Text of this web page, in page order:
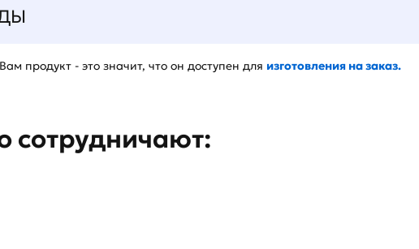
продукт - это значит, что он доступен для изготовления на заказ.
сотрудничают: